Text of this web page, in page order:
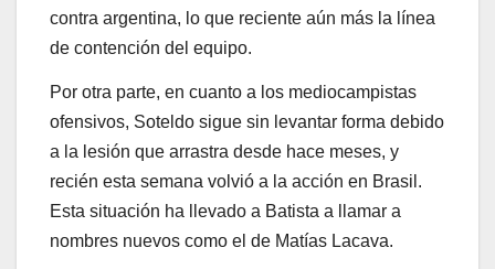
contra argentina, lo que reciente aún más la línea
de contención del equipo.
Por otra parte, en cuanto a los mediocampistas
ofensivos, Soteldo sigue sin levantar forma debido
a la lesión que arrastra desde hace meses, y
recién esta semana volvió a la acción en Brasil.
Esta situación ha llevado a Batista a llamar a
nombres nuevos como el de Matías Lacava.